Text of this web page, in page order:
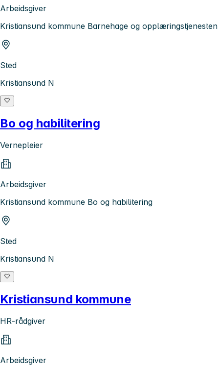
Arbeidsgiver
Kristiansund kommune Barnehage og opplæringstjenesten
Sted
Kristiansund N
Bo og habilitering
Vernepleier
Arbeidsgiver
Kristiansund kommune Bo og habilitering
Sted
Kristiansund N
Kristiansund kommune
HR-rådgiver
Arbeidsgiver